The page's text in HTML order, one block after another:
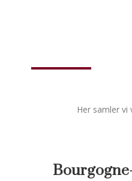
Her samler vi